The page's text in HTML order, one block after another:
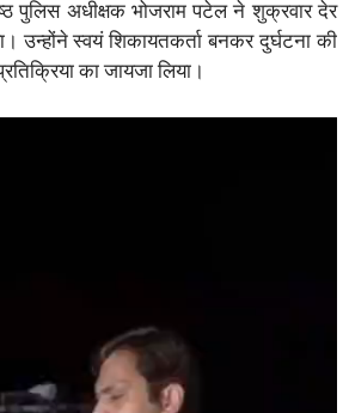
पुलिस अधीक्षक भोजराम पटेल ने शुक्रवार देर
उन्होंने स्वयं शिकायतकर्ता बनकर दुर्घटना की
का जायजा लिया।